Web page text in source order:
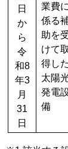
業費に
係る
助を
けて取
得した
太陽
発電
備
日
か
ら
令
和8
年3
月
31
日